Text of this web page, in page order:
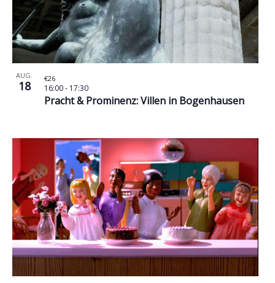
AUG.
18
Pracht & Prominenz: Villen in Bogenhausen
16:00- 17:30
€26